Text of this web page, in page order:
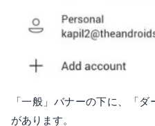
「一般」バナーの下に、「
があります。